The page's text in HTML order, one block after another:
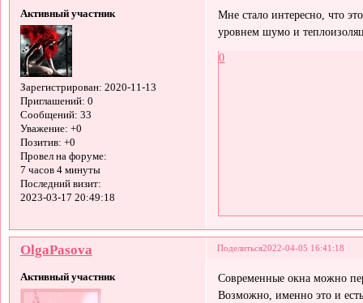
Активный участник
Зарегистрирован: 2020-11-13
Приглашений: 0
Сообщений: 33
Уважение: +0
Позитив: +0
Провел на форуме:
7 часов 4 минуты
Последний визит:
2023-03-17 20:49:18
Мне стало интересно, что
уровнем шумо и
0
Поделиться2022-04-05 16:41:18
OlgaPasova
Активный участник
Современные окна можно
Возможно, именно это и